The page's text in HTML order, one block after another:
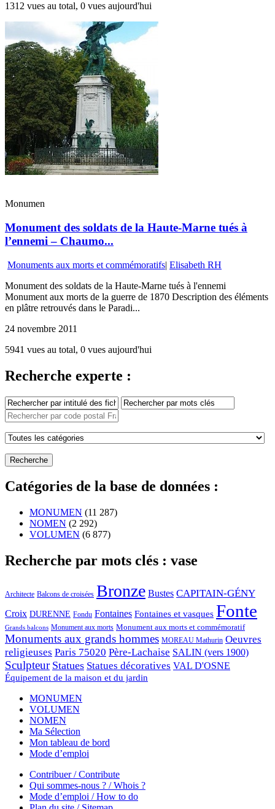
1312 vues au total, 0 vues aujourd'hui
Monumen
Monument des soldats de la Haute-Marne tués à
l’ennemi – Chaumo...
Monuments aux morts et commémoratifs| Elisabeth RH
Monument des soldats de la Haute-Marne tués à l'ennemi
Monument aux morts de la guerre de 1870 Description des éléments
en plâtre retrouvés dans le Paradi...
24 novembre 2011
5941 vues au total, 0 vues aujourd'hui
Recherche experte :
Catégories de la base de données :
MONUMEN (11 287)
NOMEN (2 292)
VOLUMEN (6 877)
Recherche par mots clés : vase
Architecte Balcons de croisées Bronze Bustes CAPITAIN-GÉNY
Croix DURENNE Fondu Fontaines Fontaines et vasques Fonte
Grands balcons Monument aux morts Monument aux morts et commémoratif
Monuments aux grands hommes MOREAU Mathurin Oeuvres
religieuses Paris 75020 Père-Lachaise SALIN (vers 1900)
Sculpteur Statues Statues décoratives VAL D'OSNE
Équipement de la maison et du jardin
MONUMEN
VOLUMEN
NOMEN
Ma Sélection
Mon tableau de bord
Mode d’emploi
Contribuer / Contribute
Qui sommes-nous ? / Whois ?
Mode d’emploi / How to do